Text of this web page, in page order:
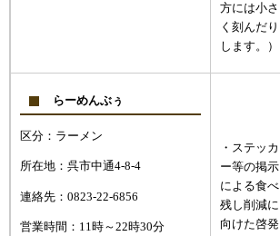
方には小さ
く刻んだり
します。）
らーめんぶぅ
区分：ラーメン
所在地：呉市中通4-8-4
連絡先：0823-22-6856
営業時間：11時～22時30分
・ステッカ
ー等の掲示
による食べ
残し削減に
向けた啓発